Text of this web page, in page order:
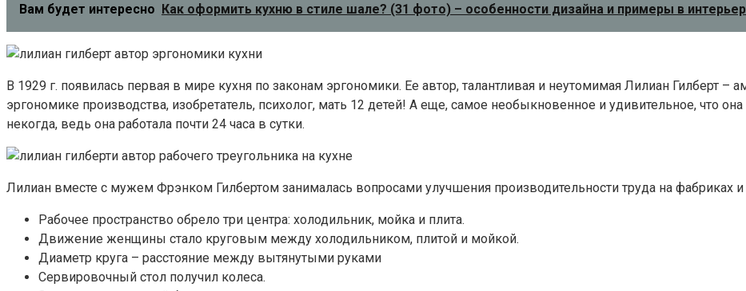
Вам будет интересно Как оформить кухню в стиле шале? (31 фото) – особенности дизайна и примеры в
В 1929 г. появилась первая в мире кухня по законам эргономики. Ее автор, талантливая и неутомимая Лилиан Гилберт
эргономике производства, изобретатель, психолог, мать 12 детей! А еще, самое необыкновенное и удивительное, что
некогда, ведь она работала почти 24 часа в сутки.
Лилиан вместе с мужем Фрэнком Гилбертом занималась вопросами улучшения производительности труда на фабриках
Рабочее пространство обрело три центра: холодильник, мойка и плита.
Движение женщины стало круговым между холодильником, плитой и мойкой.
Диаметр круга – расстояние между вытянутыми руками
Сервировочный стол получил колеса.